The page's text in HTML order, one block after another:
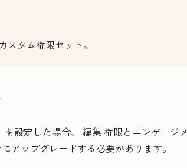
スタム権限セット。
設定した場合、 編集権限とエンゲージメ
アップグレードする必要があります。